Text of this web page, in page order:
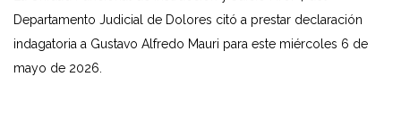
Departamento Judicial de Dolores citó a prestar declaración
indagatoria a Gustavo Alfredo Mauri para este miércoles 6 de
mayo de 2026.